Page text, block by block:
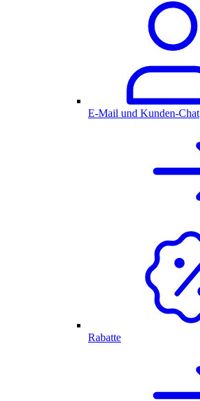
E-Mail und Kunden-Chat
Rabatte